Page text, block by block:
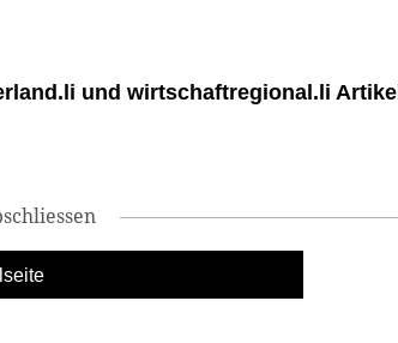
und wirtschaftregional.li Artikel